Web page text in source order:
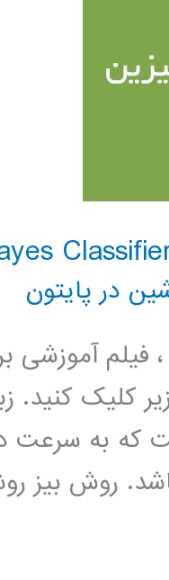
در پایتون
فیلم آموزشی
کلیک کنید.
که به سرعت
روش بیز